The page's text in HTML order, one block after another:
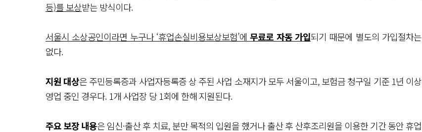
등)를 보상받는 방식이다.
서울시 소상공인이라면 누구나 ‘휴업손실비용보상보험’에무료로 자동 가입되기 때문에 별도의 가입절차는
없다.
지원 대상은 주민등록증과 사업자등록증 상 주된 사업 소재지가 모두 서울이고, 보험금 청구일 기준 1년 이상
영업 중인 경우다. 1개 사업장 당 1회에 한해 지원된다.
주요 보장 내용은 임신·출산 후 치료, 분만 목적의 입원을 했거나 출산 후 산후조리원을 이용한 기간 동안 휴업